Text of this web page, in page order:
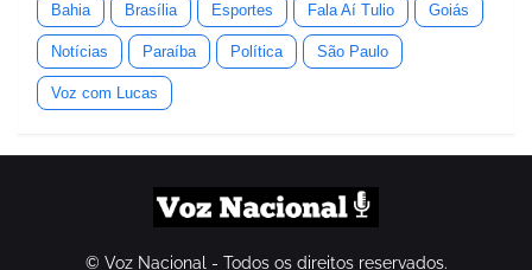
Bahia Brasília Esportes Fala Aí Tulio Goiás
Notícias Paraíba Política São Paulo
Voz com Lucas
© Voz Nacional - Todos os direitos reservados.